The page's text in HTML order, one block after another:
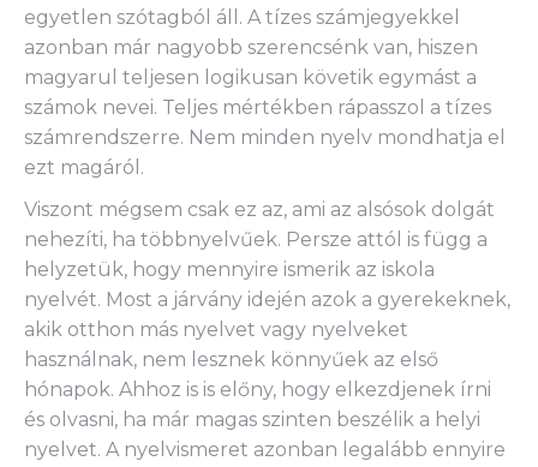
egyetlen szótagból áll. A tízes számjegyekkel
azonban már nagyobb szerencsénk van, hiszen
magyarul teljesen logikusan követik egymást a
számok nevei. Teljes mértékben rápasszol a tízes
számrendszerre. Nem minden nyelv mondhatja el
ezt magáról.
Viszont mégsem csak ez az, ami az alsósok dolgát
nehezíti, ha többnyelvűek. Persze attól is függ a
helyzetük, hogy mennyire ismerik az iskola
nyelvét. Most a járvány idején azok a gyerekeknek,
akik otthon más nyelvet vagy nyelveket
használnak, nem lesznek könnyűek az első
hónapok. Ahhoz is is előny, hogy elkezdjenek írni
és olvasni, ha már magas szinten beszélik a helyi
nyelvet. A nyelvismeret azonban legalább ennyire